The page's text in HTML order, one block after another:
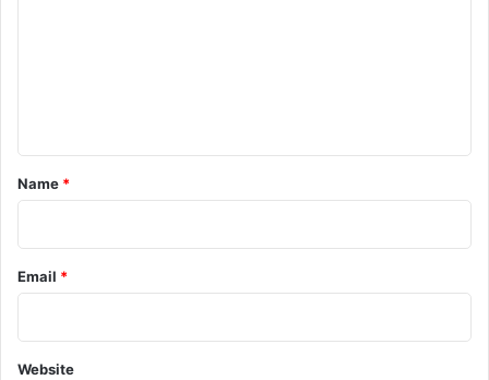
*
Name *
Email *
Website